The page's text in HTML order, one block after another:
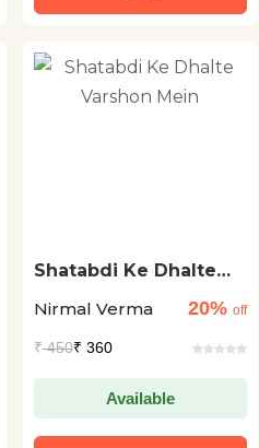
Shatabdi Ke Dhalte
Nirmal Verma
20% off
₹450₹ 360
Available